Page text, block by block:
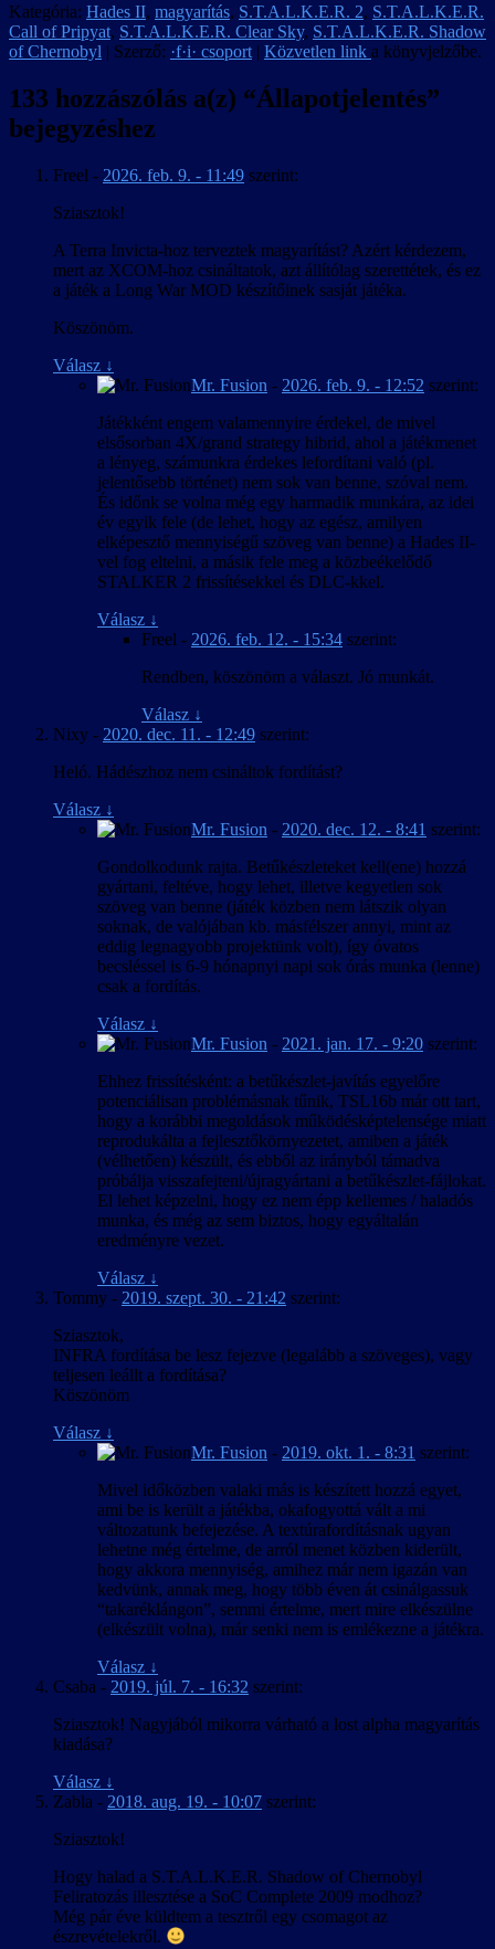
Kategória: Hades II, magyarítás, S.T.A.L.K.E.R. 2, S.T.A.L.K.E.R.
Call of Pripyat, S.T.A.L.K.E.R. Clear Sky, S.T.A.L.K.E.R. Shadow
of Chernobyl | Szerző: ·f·i· csoport | Közvetlen link a könyvjelzőbe.
133 hozzászólás a(z) “Állapotjelentés”
bejegyzéshez
Freel - 2026. feb. 9. - 11:49 szerint:
Sziasztok!
A Terra Invicta-hoz terveztek magyarítást? Azért kérdezem,
mert az XCOM-hoz csináltatok, azt állítólag szerettétek, és ez
a játék a Long War MOD készítőinek sasját játéka.
Köszönöm.
Válasz ↓
Mr. Fusion - 2026. feb. 9. - 12:52 szerint:
Játékként engem valamennyire érdekel, de mivel
elsősorban 4X/grand strategy hibrid, ahol a játékmenet
a lényeg, számunkra érdekes lefordítani való (pl.
jelentősebb történet) nem sok van benne, szóval nem.
És időnk se volna még egy harmadik munkára, az idei
év egyik fele (de lehet, hogy az egész, amilyen
elképesztő mennyiségű szöveg van benne) a Hades II-
vel fog eltelni, a másik fele meg a közbeékelődő
STALKER 2 frissítésekkel és DLC-kkel.
Válasz ↓
Freel - 2026. feb. 12. - 15:34 szerint:
Rendben, köszönöm a választ. Jó munkát.
Válasz ↓
Nixy - 2020. dec. 11. - 12:49 szerint:
Heló. Hádészhoz nem csináltok fordítást?
Válasz ↓
Mr. Fusion - 2020. dec. 12. - 8:41 szerint:
Gondolkodunk rajta. Betűkészleteket kell(ene) hozzá
gyártani, feltéve, hogy lehet, illetve kegyetlen sok
szöveg van benne (játék közben nem látszik olyan
soknak, de valójában kb. másfélszer annyi, mint az
eddig legnagyobb projektünk volt), így óvatos
becsléssel is 6-9 hónapnyi napi sok órás munka (lenne)
csak a fordítás.
Válasz ↓
Mr. Fusion - 2021. jan. 17. - 9:20 szerint:
Ehhez frissítésként: a betűkészlet-javítás egyelőre
potenciálisan problémásnak tűnik, TSL16b már ott tart,
hogy a korábbi megoldások működésképtelensége miatt
reprodukálta a fejlesztőkörnyezetet, amiben a játék
(vélhetően) készült, és ebből az irányból támadva
próbálja visszafejteni/újragyártani a betűkészlet-fájlokat.
El lehet képzelni, hogy ez nem épp kellemes / haladós
munka, és még az sem biztos, hogy egyáltalán
eredményre vezet.
Válasz ↓
Tommy - 2019. szept. 30. - 21:42 szerint:
Sziasztok,
INFRA fordítása be lesz fejezve (legalább a szöveges), vagy
teljesen leállt a fordítása?
Köszönöm
Válasz ↓
Mr. Fusion - 2019. okt. 1. - 8:31 szerint:
Mivel időközben valaki más is készített hozzá egyet,
ami be is került a játékba, okafogyottá vált a mi
változatunk befejezése. A textúrafordításnak ugyan
lehetne még értelme, de arról menet közben kiderült,
hogy akkora mennyiség, amihez már nem igazán van
kedvünk, annak meg, hogy több éven át csinálgassuk
“takaréklángon”, semmi értelme, mert mire elkészülne
(elkészült volna), már senki nem is emlékezne a játékra.
Válasz ↓
Csaba - 2019. júl. 7. - 16:32 szerint:
Sziasztok! Nagyjából mikorra várható a lost alpha magyarítás
kiadása?
Válasz ↓
Zabla - 2018. aug. 19. - 10:07 szerint:
Sziasztok!
Hogy halad a S.T.A.L.K.E.R. Shadow of Chernobyl
Feliratozás illesztése a SoC Complete 2009 modhoz?
Még pár éve küldtem a tesztről egy csomagot az
észrevételekről.